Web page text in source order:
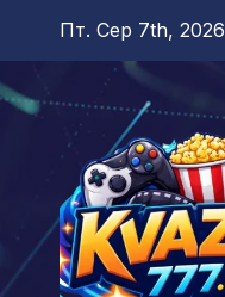
Перейти
вмісту
Пт. Сер 7th, 2026